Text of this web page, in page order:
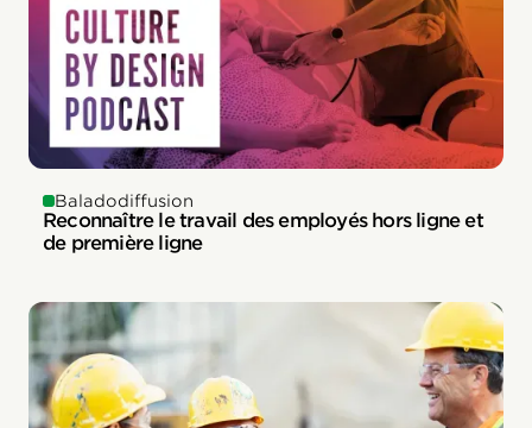
Baladodiffusion
Reconnaître le travail des employés hors ligne et
de première ligne